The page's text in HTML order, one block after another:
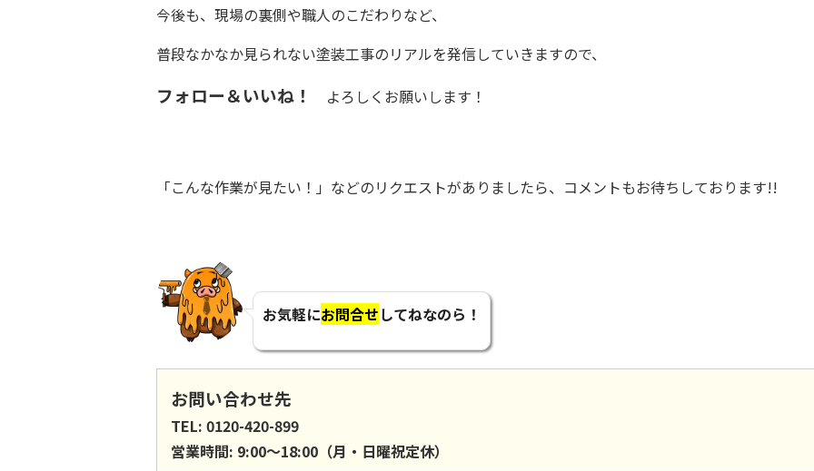
今後も、現場の裏側や職人のこだわりなど、
普段なかなか見られない塗装工事のリアルを発信していきますので、
フォロー＆いいね！ よろしくお願いします！
「こんな作業が見たい！」などのリクエストがありましたら、コメントもお待ちしております!!
お気軽にお問合せしてねなのら！
お問い合わせ先
TEL: 0120-420-899
営業時間: 9:00〜18:00（月・日曜祝定休）